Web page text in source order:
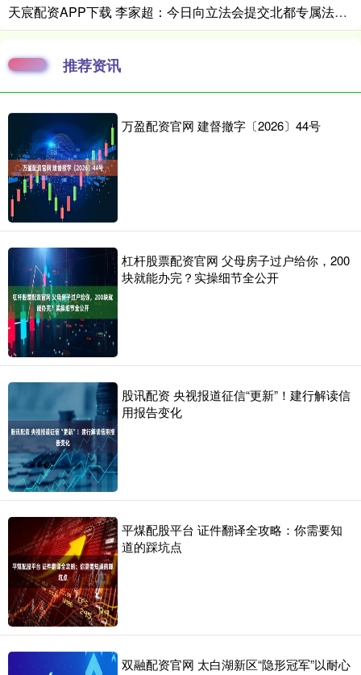
天宸配资APP下载 李家超：今日向立法会提交北都专属法例并展开咨询 希望年内可通过
推荐资讯
万盈配资官网 建督撤字〔2026〕44号
杠杆股票配资官网 父母房子过户给你，200
块就能办完？实操细节全公开
股讯配资 央视报道征信“更新”！建行解读信
用报告变化
平煤配股平台 证件翻译全攻略：你需要知
道的踩坑点
双融配资官网 太白湖新区“隐形冠军”以耐心